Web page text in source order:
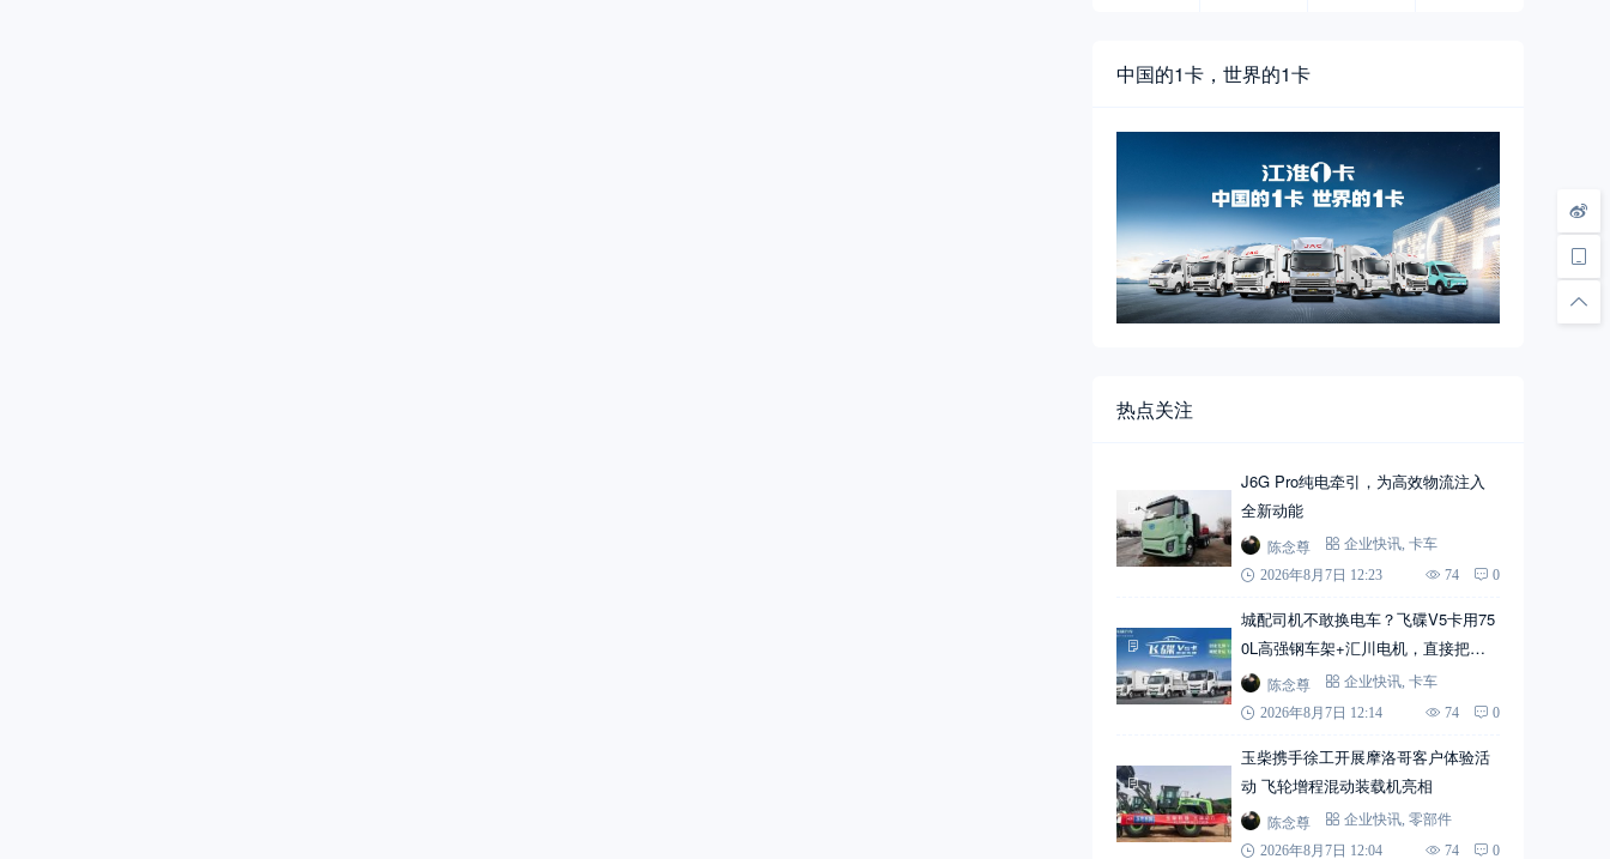
中国的1卡，世界的1卡
热点关注
J6G Pro纯电牵引，为高效物流注入
全新动能
陈念尊 企业快讯 卡车
2026年8月7日 12:23
74 0
城配司机不敢换电车？飞碟V5卡用75
0L高强钢车架+汇川电机，直接把信
心拉满陈念尊 企业快讯 卡车
2026年8月7日 12:14
74 0
玉柴携手徐工开展摩洛哥客户体验活
动 飞轮增程混动装载机亮相
陈念尊 企业快讯 零部件
2026年8月7日 12:04
74 0